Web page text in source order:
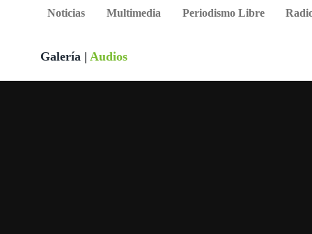
Noticias Multimedia Periodismo Libre
Galería| Audios